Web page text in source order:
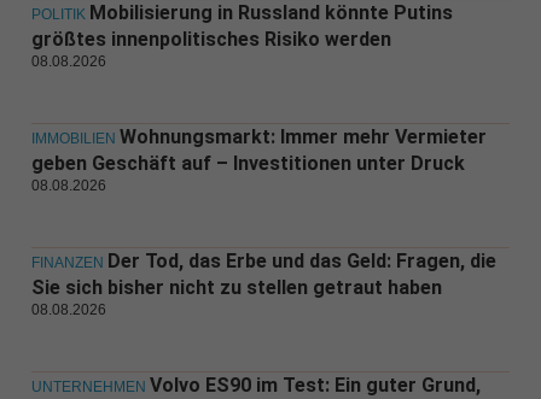
POLITIK Mobilisierung in Russland könnte Putins
größtes innenpolitisches Risiko werden
08.08.2026
IMMOBILIEN Wohnungsmarkt: Immer mehr Vermieter
geben Geschäft auf – Investitionen unter Druck
08.08.2026
FINANZEN Der Tod, das Erbe und das Geld: Fragen, die
Sie sich bisher nicht zu stellen getraut haben
08.08.2026
UNTERNEHMEN Volvo ES90 im Test: Ein guter Grund,